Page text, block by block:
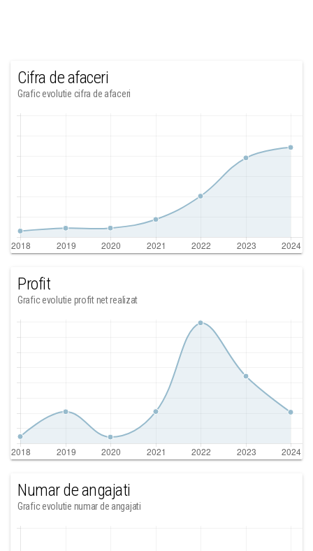
Cifra de afaceri
Grafic evolutie cifra de afaceri
Profit
Grafic evolutie profit net realizat
Numar de angajati
Grafic evolutie numar de angajati